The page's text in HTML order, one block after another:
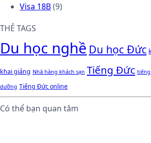
Visa 18B(9)
THẺ TAGS
Du học nghề Du học Đức
khai giảng Nhà hàng khách sạn Tiếng Đức
dưỡng Tiếng Đức online
Có thể bạn quan tâm